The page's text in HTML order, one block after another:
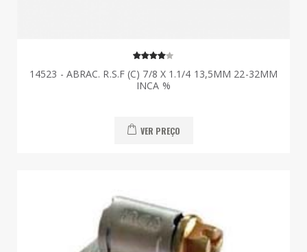
14523 - ABRAC. R.S.F (C) 7/8 X 1.1/4 13,5MM 22-32MM
INCA %
VER PREÇO